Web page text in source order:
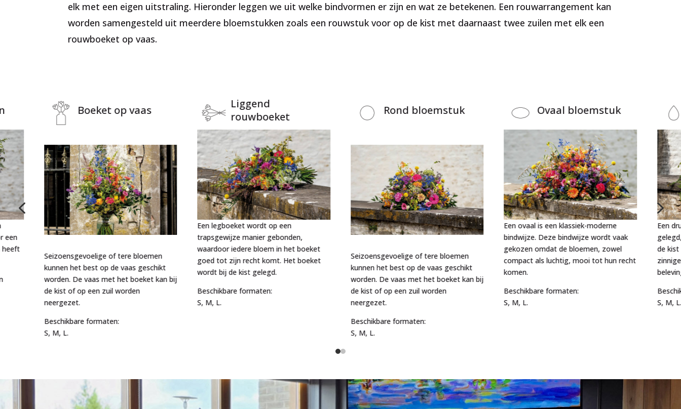
elk met een eigen uitstraling. Hieronder leggen we uit welke bindvormen er zijn en wat ze betekenen. Een rouwarrangement kan
worden samengesteld uit meerdere bloemstukken zoals een rouwstuk voor op de kist met daarnaast twee zuilen met elk een
rouwboeket op vaas.
een
heeft
Boeket op vaas
Seizoensgevoelige of tere bloemen
kunnen het best op de vaas geschikt
worden. De vaas met het boeket kan bij
de kist of op een zuil worden
neergezet.
Beschikbare formaten:
S, M, L.
Liggend
rouwboeket
Een legboeket wordt op een
trapsgewijze manier gebonden,
waardoor iedere bloem in het boeket
goed tot zijn recht komt. Het boeket
wordt bij de kist gelegd.
Beschikbare formaten:
S, M, L.
Rond bloemstuk
Seizoensgevoelige of tere bloemen
kunnen het best op de vaas geschikt
worden. De vaas met het boeket kan bij
de kist of op een zuil worden
neergezet.
Beschikbare formaten:
S, M, L.
Ovaal bloemstuk
Een ovaal is een klassiek-moderne
bindwijze. Deze bindwijze wordt vaak
gekozen omdat de bloemen, zowel
compact als luchtig, mooi tot hun recht
komen.
Beschikbare formaten:
S, M, L.
Een
de
S, M, L.
4 5